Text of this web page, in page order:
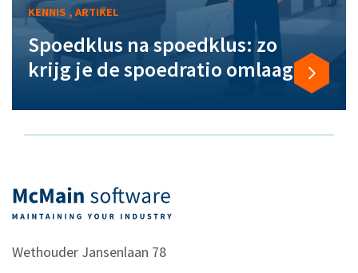
KENNIS , ARTIKEL
Spoedklus na spoedklus: zo
krijg je de spoedratio omlaag
Wethouder Jansenlaan 78